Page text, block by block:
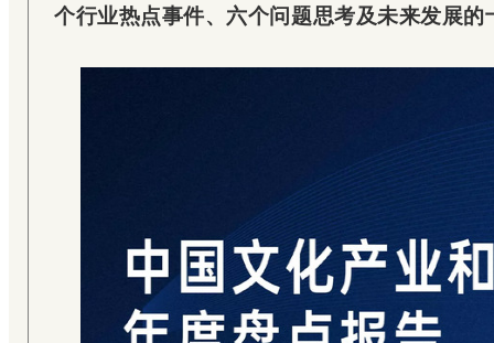
个行业热点事件、六个问题思考及未来发展的